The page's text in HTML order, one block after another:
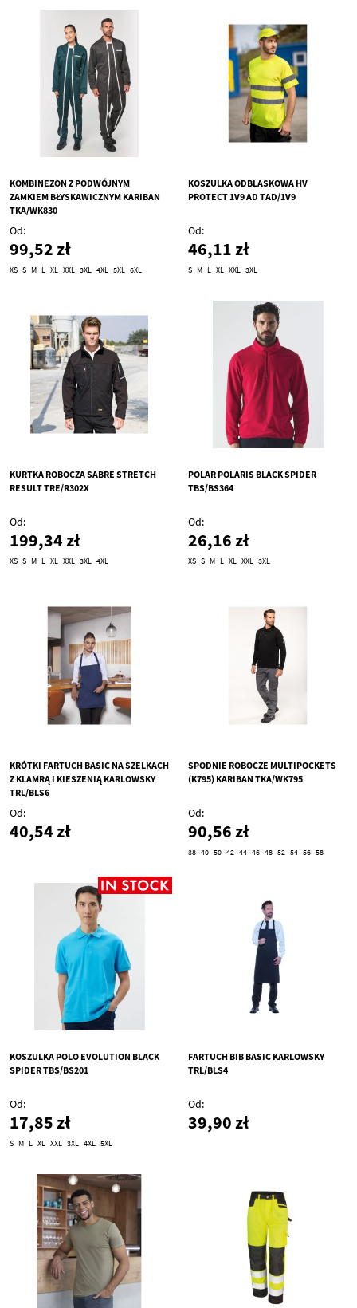
KOMBINEZON Z PODWÓJNYM
ZAMKIEM BŁYSKAWICZNYM KARIBAN
TKA/WK830
Od
99,52 zł
XS S M L XL XXL 3XL 4XL 5XL 6XL
KOSZULKA ODBLASKOWA HV
PROTECT 1V9 AD TAD/1V9
Od
46,11 zł
S M L XL XXL 3XL
KURTKA ROBOCZA SABRE STRETCH
RESULT TRE/R302X
Od
199,34 zł
XS S M L XL XXL 3XL 4XL
POLAR POLARIS BLACK SPIDER
TBS/BS364
Od
26,16 zł
XS S M L XL XXL 3XL
KRÓTKI FARTUCH BASIC NA SZELKACH
Z KLAMRĄ I KIESZENIĄ KARLOWSKY
TRL/BLS6
Od
40,54 zł
SPODNIE ROBOCZE MULTIPOCKETS
(K795) KARIBAN TKA/WK795
Od
90,56 zł
38 40 50 42 44 46 48 52 54 56 58
KOSZULKA POLO EVOLUTION BLACK
SPIDER TBS/BS201
Od
17,85 zł
S M L XL XXL 3XL 4XL 5XL
FARTUCH BIB BASIC KARLOWSKY
TRL/BLS4
Od
39,90 zł